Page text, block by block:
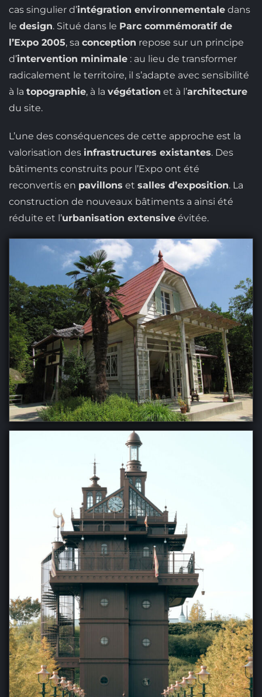
cas singulier d’intégration environnementaledans
le design. Situé dans le Parc commémoratif de
l’Expo 2005, sa conception repose sur un principe
d’intervention minimale: au lieu de transformer
radicalement le territoire, il s’adapte avec sensibilité
à la topographie, à la végétation et à l’architecture
du site.
L’une des conséquences de cette approche est la
valorisation des infrastructures existantes. Des
bâtiments construits pour l’Expo ont été
reconvertis en pavillons et salles d’exposition. La
construction de nouveaux bâtiments a ainsi été
réduite et l’urbanisation extensiveévitée.